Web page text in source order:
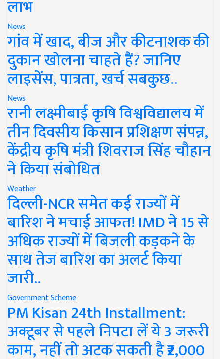
लाभ
News
गांव में खाद, बीज और कीटनाशक की
दुकान खोलना चाहते हैं? जानिए
लाइसेंस, पात्रता, खर्च सबकुछ..
News
रानी लक्ष्मीबाई कृषि विश्वविद्यालय में
तीन दिवसीय किसान प्रशिक्षण संपन्न,
केंद्रीय कृषि मंत्री शिवराज सिंह चौहान
ने किया संबोधित
Weather
दिल्ली-NCR समेत कई राज्यों में
बारिश ने मचाई आफत! IMD ने 15 से
अधिक राज्यों में बिजली कड़कने के
साथ तेज बारिश का अलर्ट किया
जारी..
Government Scheme
PM Kisan 24th Installment:
अक्टूबर से पहले निपटा लें ये 3 जरूरी
काम, नहीं तो अटक सकती है ₹2,000